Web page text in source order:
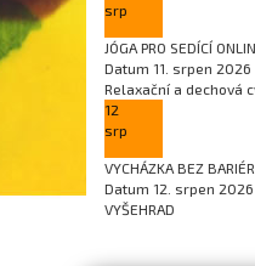
srp
JÓGA PRO SEDÍCÍ
Datum 11. srpen 2026
Relaxační a dechová
12
srp
VYCHÁZKA BEZ
Datum 12. srpen 2026
VYŠEHRAD